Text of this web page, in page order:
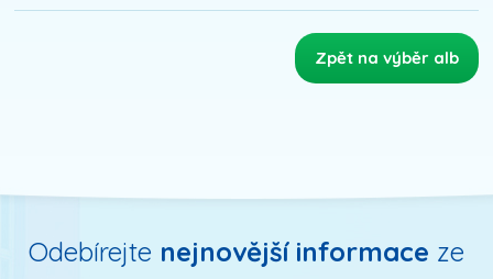
Zpět na výběr alb
Odebírejte nejnovější informace ze